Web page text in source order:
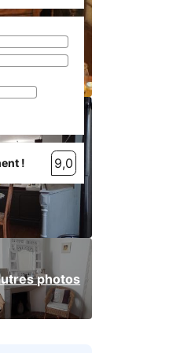
photos
! 9,0